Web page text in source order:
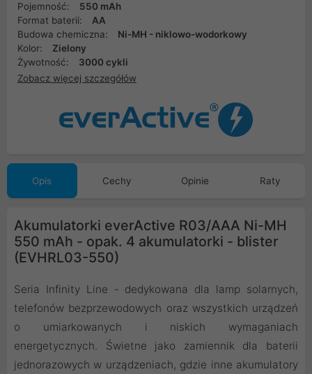
Pojemność:
550 mAh
Format baterii:
AA
Budowa chemiczna:
Ni-MH - niklowo-wodorkowy
Kolor:
Zielony
Żywotność:
3000 cykli
Zobacz więcej szczegółów
Opis Cechy Opinie Raty
Akumulatorki everActive R03/AAA Ni-MH
550 mAh - opak. 4 akumulatorki - blister
(EVHRL03-550)
Seria Infinity Line - dedykowana dla lamp solarnych,
telefonów bezprzewodowych oraz wszystkich urządzeń
o umiarkowanych i niskich wymaganiach
energetycznych. Świetne jako zamiennik dla baterii
jednorazowych w urządzeniach, gdzie inne akumulatory